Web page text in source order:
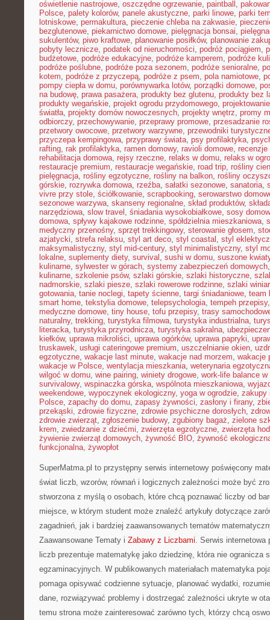
oświetlenie nastrojowe, oszczędne ogrzewanie, paintball ,
Polsce, palety kolorów, panele akustyczne, parki linowe, parki
lotniskowe, permakultura, pieczenie chleba na zakwasie,
bezglutenowe, piekarnictwo domowe, pielęgnacja bonsai,
sukulentów, piwo kraftowe, planowanie posiłków, planowanie
pobyty lecznicze, podatek od nieruchomości, podróż pociągiem,
budżetowe, podróże edukacyjne, podróże kamperem, podróże
podróże poślubne, podróże poza sezonem, podróże senioralne,
kotem, podróże z przyczepą, podróże z psem, pola namiotowe,
pompy ciepła w domu, porównywarka lotów, porządki domowe,
na budowę, prawa pasażera, produkty bez glutenu, produkty bez
produkty wegańskie, projekt ogrodu przydomowego,
światła, projekty domów nowoczesnych, projekty wnętrz, promy
odbiorczy, przechowywanie, przeprawy promowe, przesadzanie
przetwory owocowe, przetwory warzywne, przewodniki
przyczepa kempingowa, przyprawy świata, psy profilaktyka,
rafting, rak profilaktyka, ramen domowy, ravioli domowe, recenzje
rehabilitacja domowa, rejsy rzeczne, relaks w domu, relaks w
restauracje premium, restauracje wegańskie, road trip, rośliny
pielęgnacja, rośliny egzotyczne, rośliny na balkon, rośliny
górskie, rozrywka domowa, rzeźba, sałatki sezonowe, sanatoria,
vivre przy stole, ściółkowanie, scrapbooking, serowarstwo
sezonowe warzywa, skanseny regionalne, skład produktów,
narzędziowa, slow travel , śniadania wysokobiałkowe, sosy
domowa, spływy kajakowe rodzinne, spółdzielnia mieszkaniowa,
medyczny przenośny, sprzęt trekkingowy, sterowanie głosem,
azjatycki, strefa relaksu, styl art deco, styl coastal , styl
maksymalistyczny, styl mid-century, styl minimalistyczny, styl
lokalne, suplementy diety, survival , sushi w domu, suszone
kulinarne, sylwester w górach, systemy zabezpieczeń domowych
kulinarne, szkolenie psów, szlaki górskie, szlaki historyczne,
nadmorskie, szlaki piesze, szlaki rowerowe rodzinne, szlaki
gotowania, tanie noclegi, tapety ścienne, targi śniadaniowe, team
smart home, tekstylia domowe, telepsychologia, tempeh przepisy
medyczne domowe, tiny house, tofu przepisy, trasy
naturalny, trekking, turystyka filmowa, turystyka industrialna,
literacka, turystyka przyrodnicza, turystyka sakralna,
kiełków, uprawa mikroliści, uprawa ogórków, uprawa papryki,
truskawek, usługi cateringowe premium, uszczelnianie okien,
egzotyczne, wakacje last minute, wakacje nad morzem, wakacje
wakacje w Polsce, wentylacja mieszkania, weterynaria
wilgoć w domu, wine pairing, winiety drogowe, work-life balance w
survivalowy, wspinaczka górska, wspólnota mieszkaniowa,
weekendowe, wypoczynek ekologiczny, yoga w ogrodzie, zakupy
Polsce, zapachy do domu, zapasy żywności, zasłony i firany,
przekąski, zdrowie fizyczne, zdrowie psychiczne dorosłych,
zdrowie zwierząt, zgłoszenie budowy, zgubiony bagaż, zielone
krem, zwiedzanie z dziećmi, zwierzęta egzotyczne, zwierzęta
żywienie zwierząt domowych, żywność BIO, żywność
funkcjonalna, żywopłot
SuperMatma.pl to przystępny serwis internetowy poświęcony
świat liczb, wzorów, równań i logicznych zależności może być
stworzona z myślą o osobach, które chcą poznawać liczby od
miejsce, w którym student może znaleźć artykuły dotyczące
zagadnień, jak i bardziej zaawansowanych tematów
Zaawansowane Tematy i Zabawy z Liczbami. Serwis internetowa
liczb prezentuje matematykę jako dziedzinę, która nie ogranicza
egzaminacyjnych. W publikowanych materiałach matematyka
pomaga opisywać codzienne sytuacje, planować wydatki,
dane, rozwiązywać problemy i dostrzegać zależności ukryte w
temu strona może zainteresować zarówno tych, którzy chcą